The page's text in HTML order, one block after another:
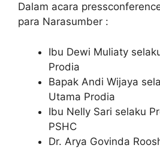
Dalam acara
para Narasumber :
Ibu Dewi Muliaty
Prodia
Bapak Andi Wijaya
Utama Prodia
Ibu Nelly Sari selaku
PSHC
Dr. Arya Govinda